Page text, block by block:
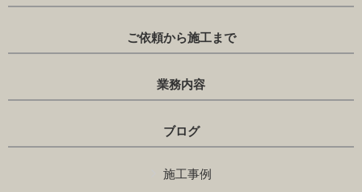
ご依頼から施工まで
業務内容
ブログ
施工事例